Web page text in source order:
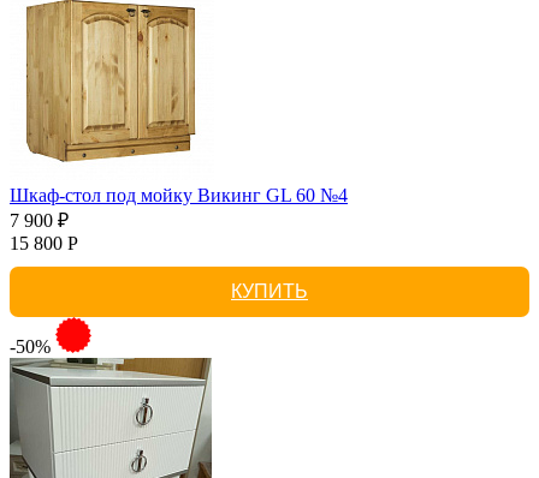
Шкаф-стол под мойку Викинг GL 60 №4
7 900 ₽
15 800 Р
КУПИТЬ
-50%